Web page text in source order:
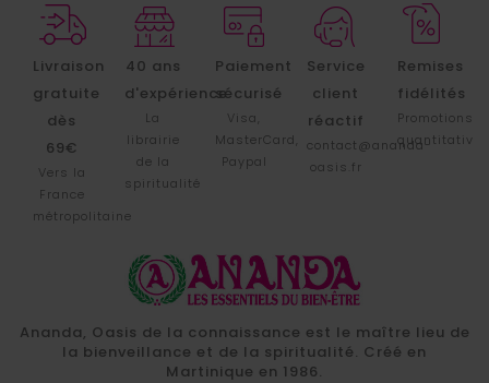
Livraison
gratuite
dès
69€
Vers la
France
métropolitaine
40 ans
d'expérience
La
librairie
de la
spiritualité
Paiement
sécurisé
Visa,
MasterCard,
Paypal
Service
client
réactif
contact@ananda-
oasis.fr
Remises
fidélités
Promotions
Ananda, Oasis de la connaissance est le maître lieu de
la bienveillance et de la spiritualité. Créé en
Martinique en 1986.